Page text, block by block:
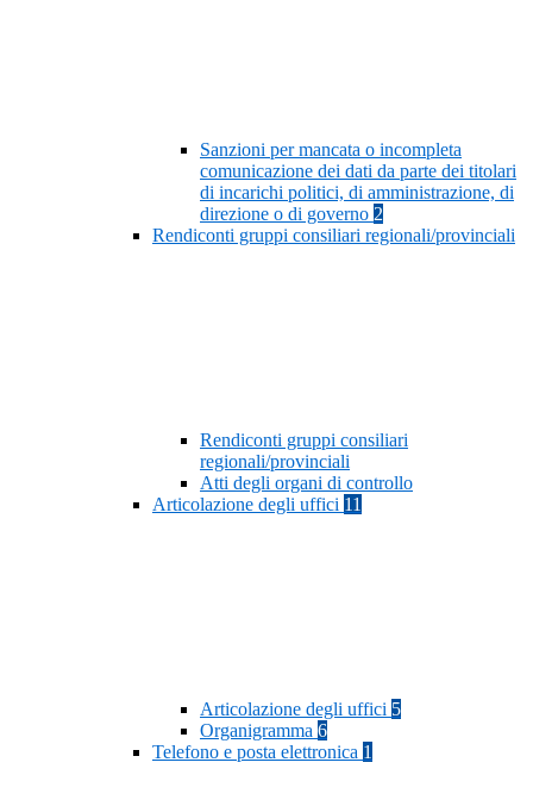
Sanzioni per mancata o incompleta
comunicazione dei dati da parte dei titolari
di incarichi politici, di amministrazione, di
direzione o di governo 2
Rendiconti gruppi consiliari regionali/provinciali
Rendiconti gruppi consiliari
regionali/provinciali
Atti degli organi di controllo
Articolazione degli uffici 11
Articolazione degli uffici 5
Organigramma 6
Telefono e posta elettronica 1